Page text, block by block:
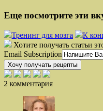
Еще посмотрите эти
Тренинг для мозга К
Хотите получать статьи
Email Subscription
Хочу получать рецепты
2 комментария